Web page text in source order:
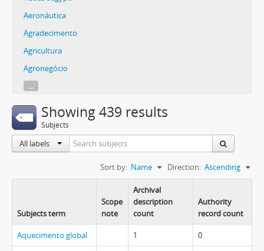
Aeronáutica
Agradecimento
Agricultura
Agronegócio
...
Showing 439 results
Subjects
All labels
Sort by: Name Direction: Ascending
Subjects term
Scope
note
Archival
description
count
Authority
record count
Aquecimento global 1 0